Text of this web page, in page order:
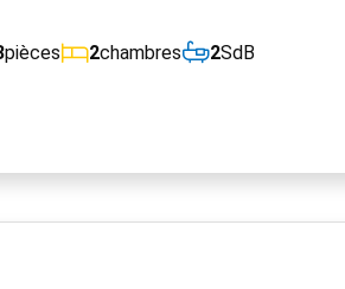
pièces 2chambres 2SdB